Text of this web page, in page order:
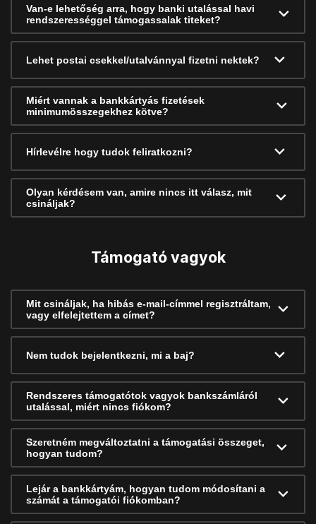
Van-e lehetőség arra, hogy banki utalással havi
rendszerességgel támogassalak titeket?
Lehet postai csekkel/utalvánnyal fizetni nektek?
Miért vannak a bankkártyás fizetések
minimumösszegekhez kötve?
Hírlevélre hogy tudok feliratkozni?
Olyan kérdésem van, amire nincs itt válasz, mit
csináljak?
Támogató vagyok
Mit csináljak, ha hibás e-mail-címmel regisztráltam,
vagy elfelejtettem a címet?
Nem tudok bejelentkezni, mi a baj?
Rendszeres támogatótok vagyok bankszámláról
utalással, miért nincs fiókom?
Szeretném megváltoztatni a támogatási összeget,
hogyan tudom?
Lejár a bankkártyám, hogyan tudom módosítani a
számát a támogatói fiókomban?